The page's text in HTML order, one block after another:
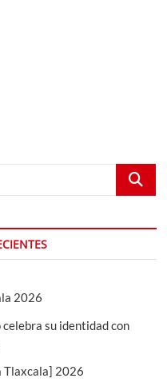
Buscar...
2026
su identidad con
Tlaxcala] 2026